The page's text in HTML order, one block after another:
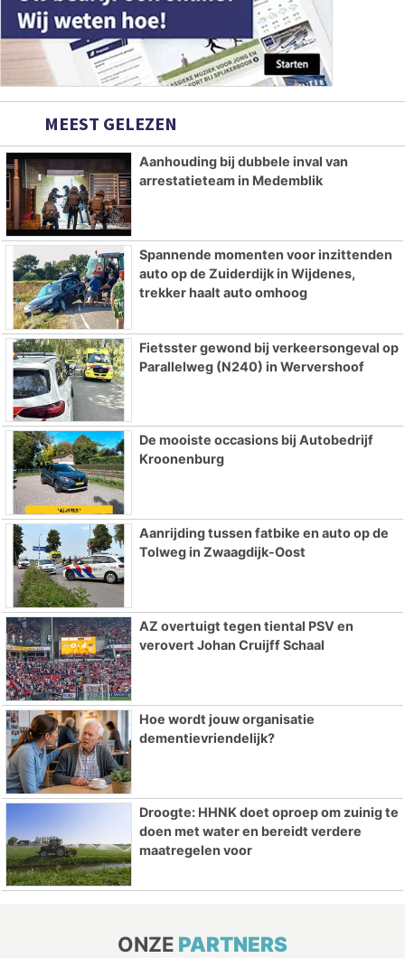
MEEST GELEZEN
Aanhouding bij dubbele inval van
arrestatieteam in Medemblik
Spannende momenten voor inzittenden
auto op de Zuiderdijk in Wijdenes,
trekker haalt auto omhoog
Fietsster gewond bij verkeersongeval op
Parallelweg (N240) in Wervershoof
De mooiste occasions bij Autobedrijf
Kroonenburg
Aanrijding tussen fatbike en auto op de
Tolweg in Zwaagdijk-Oost
AZ overtuigt tegen tiental PSV en
verovert Johan Cruijff Schaal
Hoe wordt jouw organisatie
dementievriendelijk?
Droogte: HHNK doet oproep om zuinig te
doen met water en bereidt verdere
maatregelen voor
ONZE PARTNERS